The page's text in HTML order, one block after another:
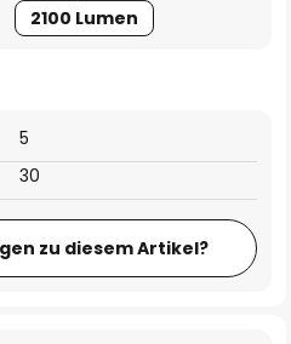
2100 Lumen
5
30
zu diesem Artikel?